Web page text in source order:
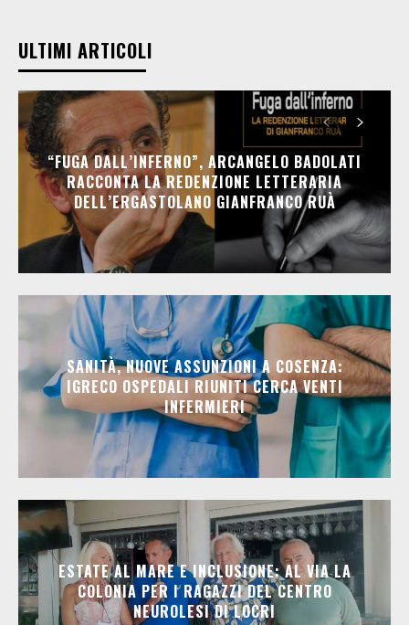
ULTIMI ARTICOLI
“FUGA DALL’INFERNO”, ARCANGELO BADOLATI
RACCONTA LA REDENZIONE LETTERARIA
DELL’ERGASTOLANO GIANFRANCO RUÀ
SANITÀ, NUOVE ASSUNZIONI A COSENZA:
IGRECO OSPEDALI RIUNITI CERCA VENTI
INFERMIERI
ESTATE AL MARE E INCLUSIONE: AL VIA LA
COLONIA PER I RAGAZZI DEL CENTRO
NEUROLESI DI LOCRI